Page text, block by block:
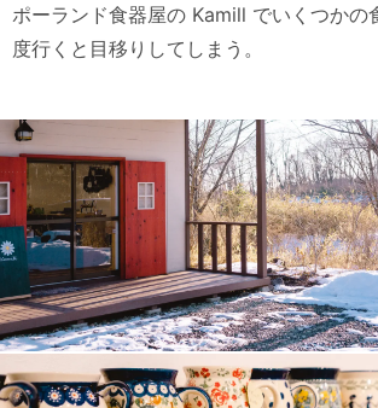
ポーランド食器屋の Kamill でいくつかの
度行くと目移りしてしまう。